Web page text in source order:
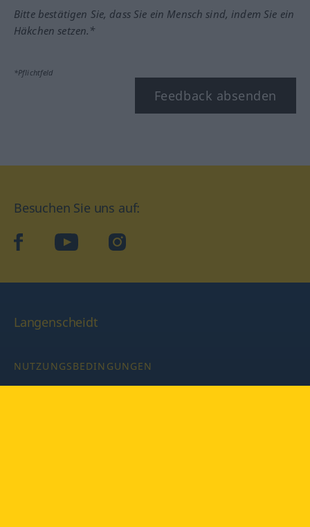
Bitte bestätigen Sie, dass Sie ein Mensch sind, indem Sie ein
Häkchen setzen.*
*Pflichtfeld
Feedback absenden
Besuchen Sie uns auf:
facebookYouTube Instagram
Langenscheidt
NUTZUNGSBEDINGUNGEN